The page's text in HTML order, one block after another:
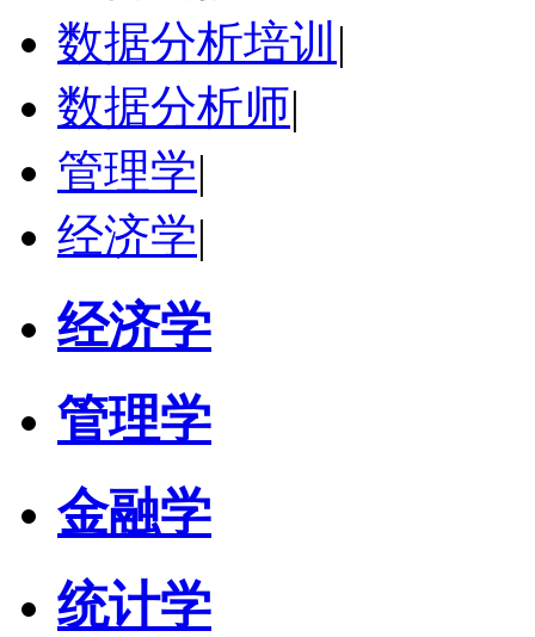
立即咨询
数据分析培训 |
数据分析师|
管理学|
经济学|
经济学
管理学
金融学
统计学